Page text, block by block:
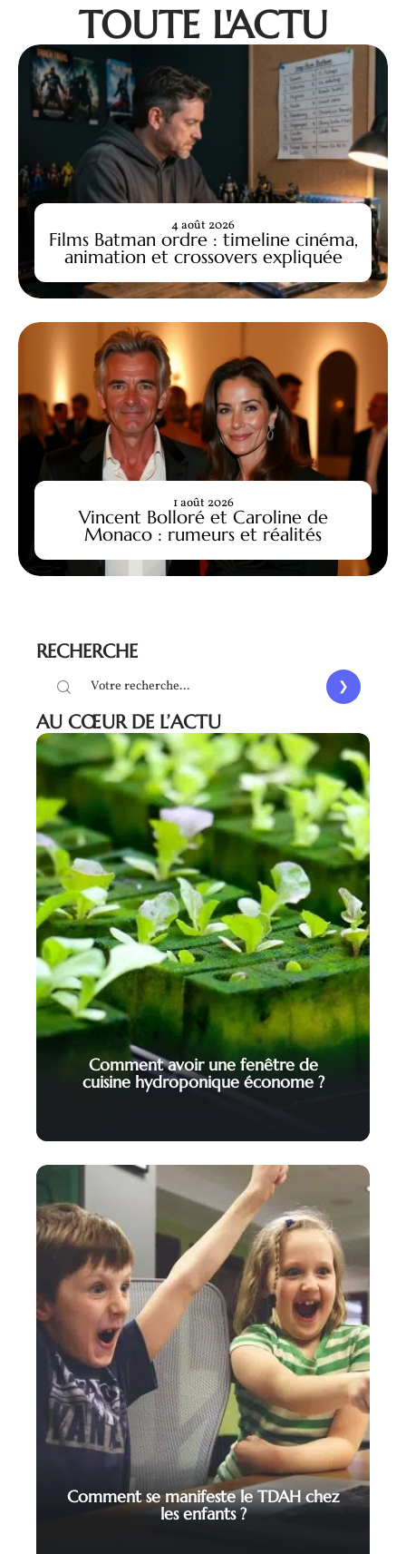
TOUTE L'ACTU
Films Batman ordre : timeline cinéma,
animation et crossovers expliquée
4 août 2026
Vincent Bolloré et Caroline de
Monaco : rumeurs et réalités
1 août 2026
RECHERCHE
AU CŒUR DE L’ACTU
Comment avoir une fenêtre de
cuisine hydroponique économe ?
Comment se manifeste le TDAH chez
les enfants ?